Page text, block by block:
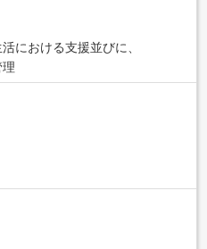
における支援並びに、